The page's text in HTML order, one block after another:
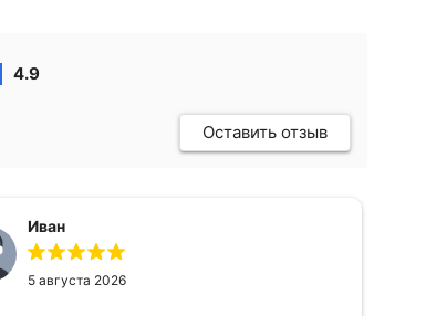
4.9
Оставить отзыв
Иван
5 августа 2026